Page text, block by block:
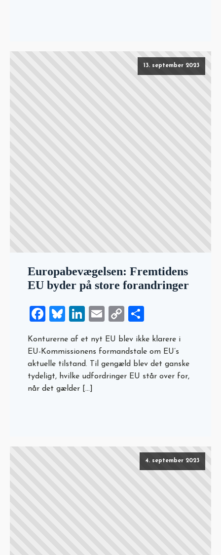
13. september 2023
Europabevægelsen: Fremtidens
EU byder på store forandringer
Facebook
Bluesky
LinkedIn
EmailCopy
Konturerne af et nyt EU blev ikke klarere i
EU-Kommissionens formandstale om EU’s
aktuelle tilstand. Til gengæld blev det ganske
tydeligt, hvilke udfordringer EU står over for,
når det gælder […]
4. september 2023